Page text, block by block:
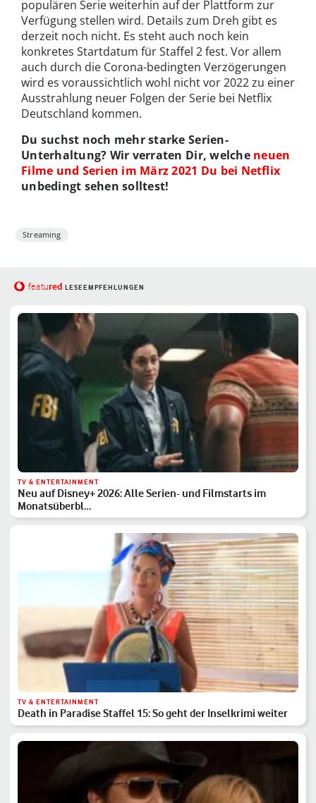
populären Serie weiterhin auf der Plattform zur
Verfügung stellen wird. Details zum Dreh gibt es
derzeit noch nicht. Es steht auch noch kein
konkretes Startdatum für Staffel 2 fest. Vor allem
auch durch die Corona-bedingten Verzögerungen
wird es voraussichtlich wohl nicht vor 2022 zu einer
Ausstrahlung neuer Folgen der Serie bei Netflix
Deutschland kommen.
Du suchst noch mehr starke Serien-
Unterhaltung? Wir verraten Dir, welche neuen
Filme und Serien im März 2021 Du bei Netflix
unbedingt sehen solltest!
Streaming
featured LESEEMPFEHLUNGEN
TV & ENTERTAINMENT
Neu auf Disney+ 2026: Alle Serien- und Filmstarts im
Monatsüberbl…
TV & ENTERTAINMENT
Death in Paradise Staffel 15: So geht der Inselkrimi weiter